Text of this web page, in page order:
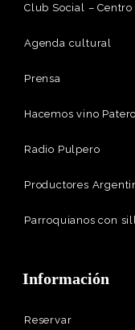
Club Social – Centro
Agenda cultural
Prensa
Hacemos vino Patero
Radio Pulpero
Productores
Parroquianos con
Información
Reservar